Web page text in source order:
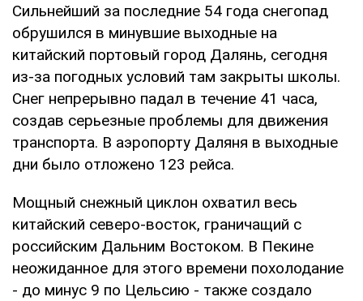
Сильнейший за последние 54 года снегопад
обрушился в минувшие выходные на
китайский портовый город Далянь, сегодня
из-за погодных условий там закрыты школы.
Снег непрерывно падал в течение 41 часа,
создав серьезные проблемы для движения
транспорта. В аэропорту Даляня в выходные
дни было отложено 123 рейса.
Мощный снежный циклон охватил весь
китайский cеверо-восток, граничащий с
российским Дальним Востоком. В Пекине
неожиданное для этого времени похолодание
- до минус 9 по Цельсию - также создало